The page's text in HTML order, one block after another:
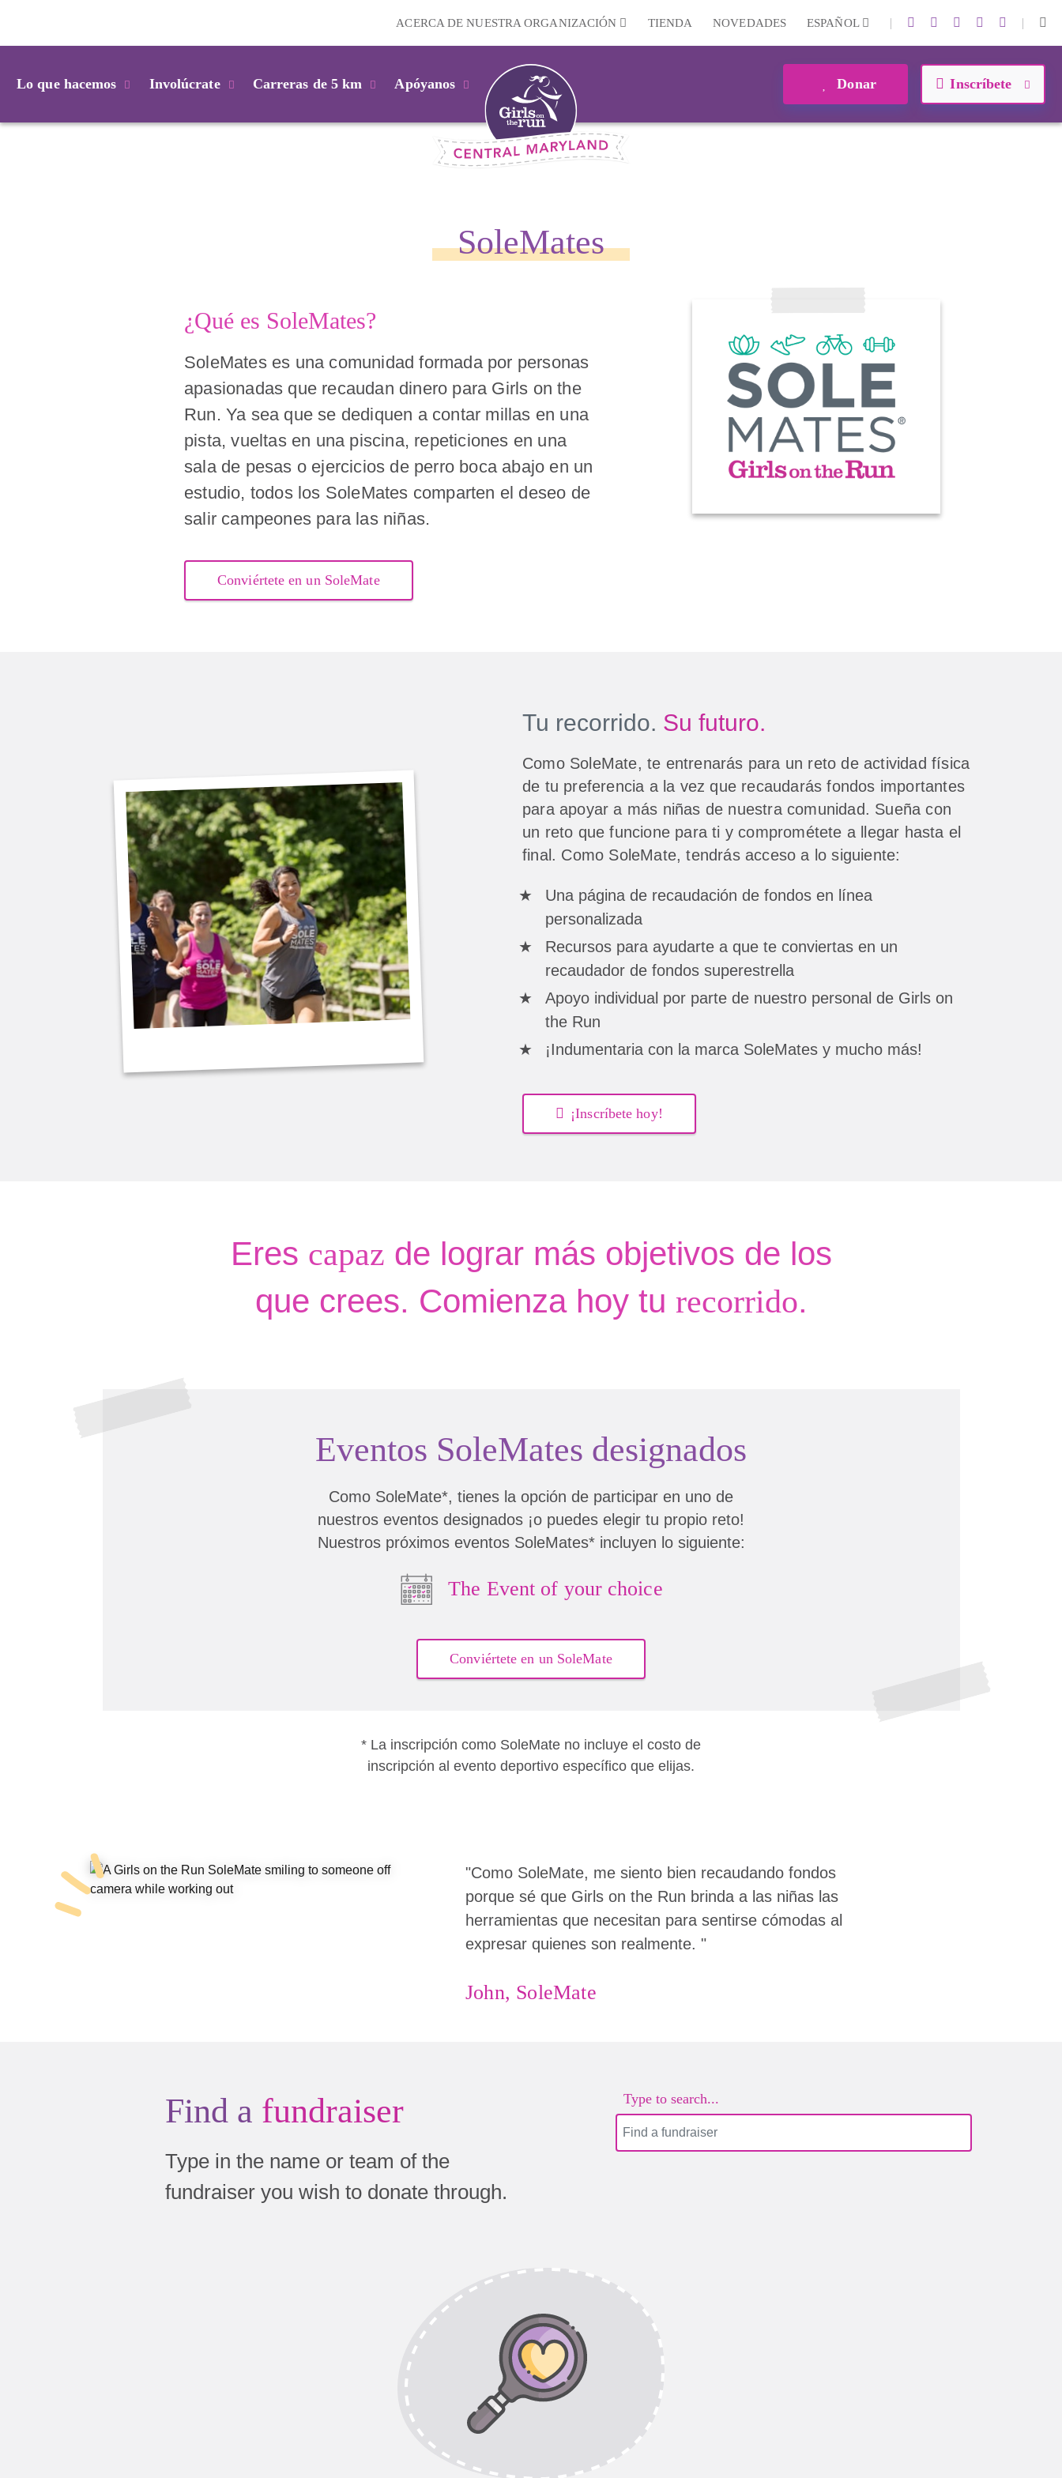
ACERCA DE NUESTRA ORGANIZACIÓN TIENDA NOVEDADES ESPAÑOL | |
Lo que hacemos Involúcrate Carreras de 5 km Apóyanos Donar Inscríbete
SoleMates
¿Qué es SoleMates?
SoleMates es una comunidad formada por personas
apasionadas que recaudan dinero para Girls on the
Run. Ya sea que se dediquen a contar millas en una
pista, vueltas en una piscina, repeticiones en una
sala de pesas o ejercicios de perro boca abajo en un
estudio, todos los SoleMates comparten el deseo de
salir campeones para las niñas.
Conviértete en un SoleMate
Tu recorrido. Su futuro.
Como SoleMate, te entrenarás para un reto de actividad física
de tu preferencia a la vez que recaudarás fondos importantes
para apoyar a más niñas de nuestra comunidad. Sueña con
un reto que funcione para ti y comprométete a llegar hasta el
final. Como SoleMate, tendrás acceso a lo siguiente:
Una página de recaudación de fondos en línea
personalizada
Recursos para ayudarte a que te conviertas en un
recaudador de fondos superestrella
Apoyo individual por parte de nuestro personal de Girls on
the Run
¡Indumentaria con la marca SoleMates y mucho más!
¡Inscríbete hoy!
Eres capaz de lograr más objetivos de los
que crees. Comienza hoy tu recorrido.
Eventos SoleMates designados
Como SoleMate*, tienes la opción de participar en uno de
nuestros eventos designados ¡o puedes elegir tu propio reto!
Nuestros próximos eventos SoleMates* incluyen lo siguiente:
The Event of your choice
Conviértete en un SoleMate
* La inscripción como SoleMate no incluye el costo de
inscripción al evento deportivo específico que elijas.
"Como SoleMate, me siento bien recaudando fondos
porque sé que Girls on the Run brinda a las niñas las
herramientas que necesitan para sentirse cómodas al
expresar quienes son realmente. "
John, SoleMate
Find a fundraiser
Type in the name or team of the
fundraiser you wish to donate through.
Type to search...